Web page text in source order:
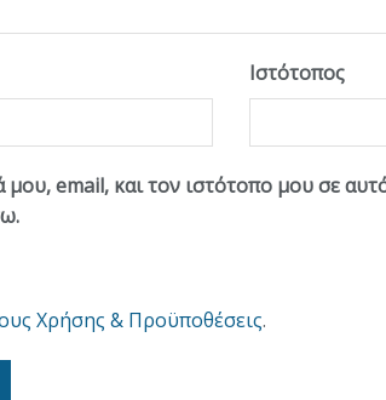
Ιστότοπος
email, και τον ιστότοπο μου σε
Χρήσης & Προϋποθέσεις.